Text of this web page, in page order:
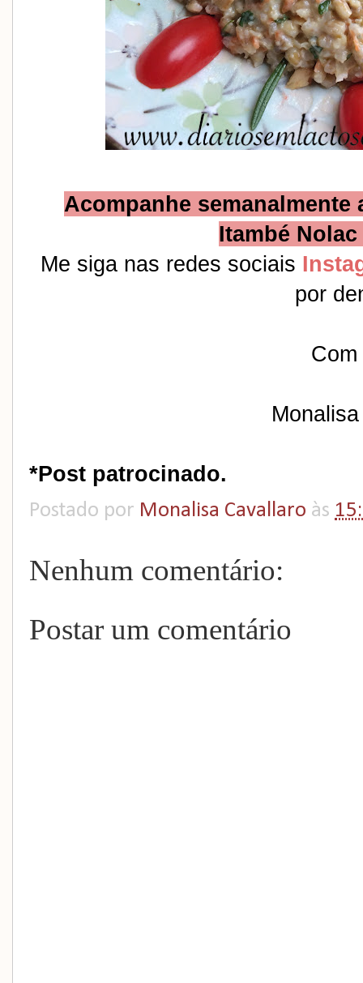
Acompanhe
Itambé
Me siga nas redes sociais
por
Com
*Post patrocinado.
Postado por Monalisa Cavallaro às
Nenhum comentário:
Postar um comentário